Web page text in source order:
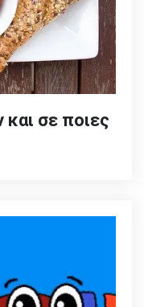
σε ποιες